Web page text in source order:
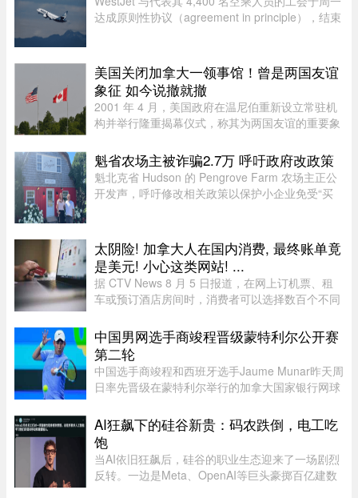
达成原则性协议（agreement in principle），结束
美国关闭加拿大一领事馆！曾是两国友谊
象征 如今说撤就撤
2001 年 4 月，美国政府在温尼伯重新设立常驻机
构并举行隆重揭幕仪式，称其为两国友谊的重要象
曼省省长 Gary Doer 一同出席仪式。Giffin 表
示：“这不仅体现了美国政 ...
魁省农场主被诈骗2.7万 呼吁政府改政策
魁北克省 Hudson 的 Pengrove Farm 农场主正公
开发声，呼吁修改相关政策以保护小企业免受“买
Cosgrove 和 Matt Penney 夫 ...
太阴险! 加拿大人在国内消费, 最终账单竟
是美元! 小心这类网站! ...
据 CTV News 8 月 5 日报道，在网上订机票、租
车或预订酒店房间时，消费者可以选择数百个不同
虽然有些旅游类网站是加拿大本地公司，但许多并
非如此，即使你要前往加拿 ...
中国男网选手商竣程晋级蒙特利尔公开赛
第二轮
中国选手商竣程和西班牙选手Jaume Munar昨天周
日率先晋级在蒙特利尔举行的加拿大国家银行网球
降雨让赛事安排受到严重影响。世界排名第270位
的商竣程以6比3、6比3击败巴 ...
AI狂飙下的硅谷新贵：码农跌倒，电工吃
饱
当AI依旧狂飙后，硅谷的职业生态迎来了一场剧烈
反转。一边是Meta、OpenAI等巨头豪掷百亿建数